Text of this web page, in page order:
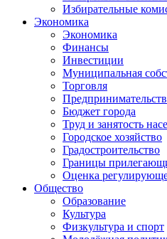
Избирательные
Экономика
Экономика
Финансы
Инвестиции
Муниципальная
Торговля
Бюджет города
Труд и занятость
Городское хозяйство
Градостроительство
Границы
Оценка
Общество
Образование
Культура
Физкультура и спорт